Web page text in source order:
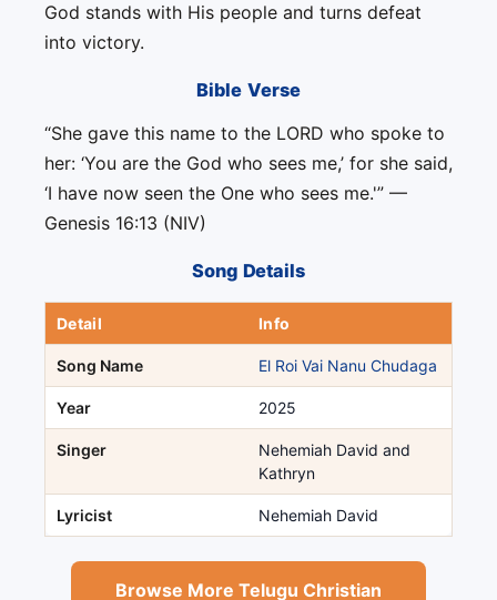
God stands with His people and turns defeat
into victory.
Bible Verse
“She gave this name to the LORD who spoke to
her: ‘You are the God who sees me,’ for she said,
‘I have now seen the One who sees me.'” —
Genesis 16:13 (NIV)
Song Details
Detail Info
Song Name El Roi Vai Nanu Chudaga
Year 2025
Singer
Nehemiah David and
Kathryn
Lyricist Nehemiah David
Browse More Telugu Christian